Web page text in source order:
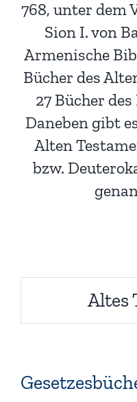
768, unter dem
Sion I. von
Armenische
Bücher des
27 Bücher
Daneben gibt
Alten
bzw.
Altes